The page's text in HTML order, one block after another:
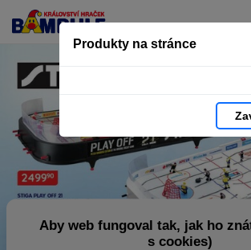
Produkty na stránce
Aby web fungoval tak, jak ho
s cookies)